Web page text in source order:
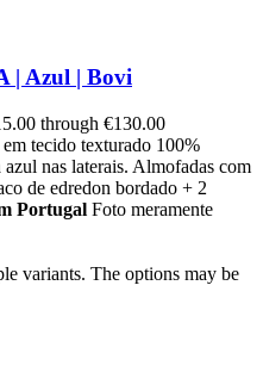
| Azul | Bovi
through €130.00
tecido texturado 100%
nas laterais. Almofadas com
de edredon bordado + 2
Portugal Foto meramente
variants. The options may be